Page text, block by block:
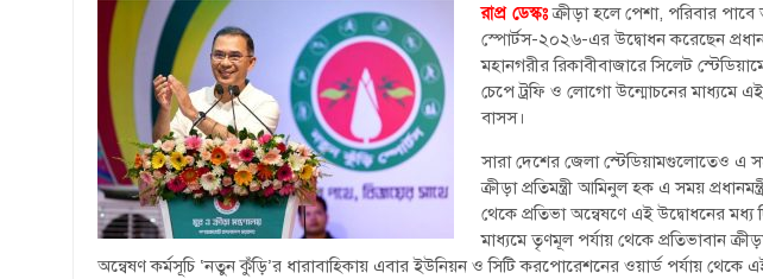
রাপ্র ডেস্কঃ ক্রীড়া হলে পেশা, পরিবার
স্পোর্টস-২০২৬-এর উদ্বোধন করেছেন
মহানগরীর রিকাবীবাজারে সিলেট
চেপে ট্রফি ও লোগো উন্মোচনের মাধ্যমে এই
বাসস।
সারা দেশের জেলা স্টেডিয়ামগুলোতেও এ
ক্রীড়া প্রতিমন্ত্রী আমিনুল হক এ সময়
থেকে প্রতিভা অন্বেষণে এই উদ্বোধনের
মাধ্যমে তৃণমূল পর্যায় থেকে প্রতিভাবান
অন্বেষণ কর্মসূচি ‘নতুন কুঁড়ি’র ধারাবাহিকায় এবার ইউনিয়ন ও সিটি করপোরেশনের ওয়ার্ড পর্যায়